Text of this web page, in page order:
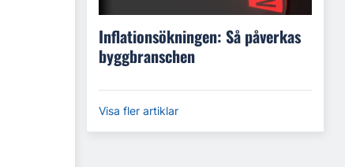
Inflationsökningen: Så påverkas
byggbranschen
Visa fler artiklar